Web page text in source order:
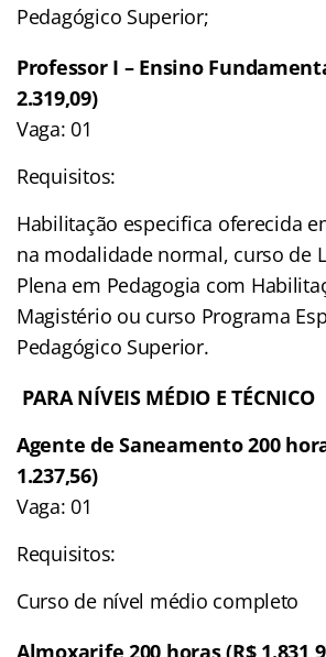
Pedagógico Superior;
Professor I – Ensino
2.319,09)
Vaga: 01
Requisitos:
Habilitação especifica oferecida
na modalidade normal, curso de
Plena em Pedagogia com
Magistério ou curso Programa
Pedagógico Superior.
PARA NÍVEIS MÉDIO E TÉCNICO
Agente de Saneamento 200
1.237,56)
Vaga: 01
Requisitos:
Curso de nível médio completo
Almoxarife 200 horas (R$